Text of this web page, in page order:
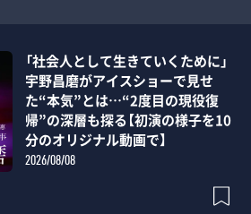
「社会人として生きていくために」
宇野昌磨がアイスショーで見せ
た“本気”とは…“2度目の現役復
帰”の深層も探る【初演の様子を10
分のオリジナル動画で】
2026/08/08